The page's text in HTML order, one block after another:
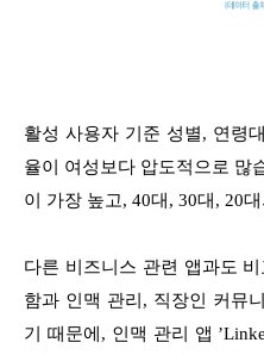
활성 사용자 기준 성별, 연령
율이 여성보다 압도적으로 많
이 가장 높고, 40대, 30대, 20
다른 비즈니스 관련 앱과도
함과 인맥 관리, 직장인 커뮤
기 때문에, 인맥 관리 앱